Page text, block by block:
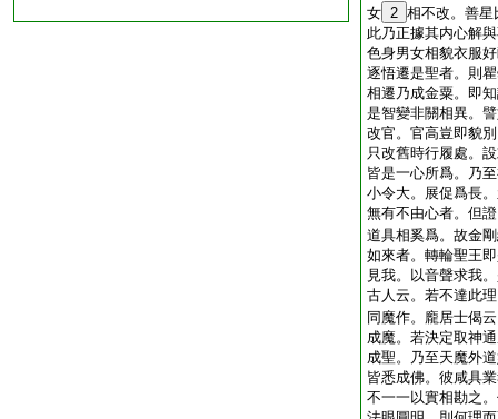
女 2 相不改。善星
此乃正據其内心解
色身男女相貌衣服
逐悟遷是聖者。則
相遷乃成金粟。即
是智變非關相異。
改官。官高豈即貌
只改舊時行履處。
皆是一心所爲。乃
小令大。展促爲長
無有不由心者。但
道具相奚爲。故金
如來者。轉輪聖王
見我。以音聲求我
古人云。若不達此
同魔作。龐居士偈
成魔。若決定取神
成聖。乃至天魔外
皆悉成佛。彼咸具
不一一以實相勘之